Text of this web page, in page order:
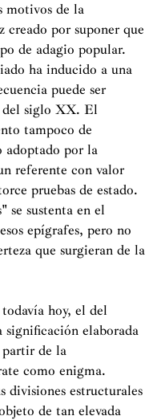
motivos de la
por suponer que
de adagio popular.
ha inducido a una
puede ser
del siglo XX. El
tampoco de
adoptado por la
referente con valor
pruebas de estado.
se sustenta en el
epígrafes, pero no
que surgieran de la
hoy, el del
significación elaborada
partir de la
como enigma.
divisiones estructurales
de tan elevada